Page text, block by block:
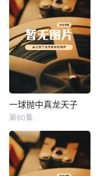
一球抛中真龙天子
一球抛中真龙天子
第60集